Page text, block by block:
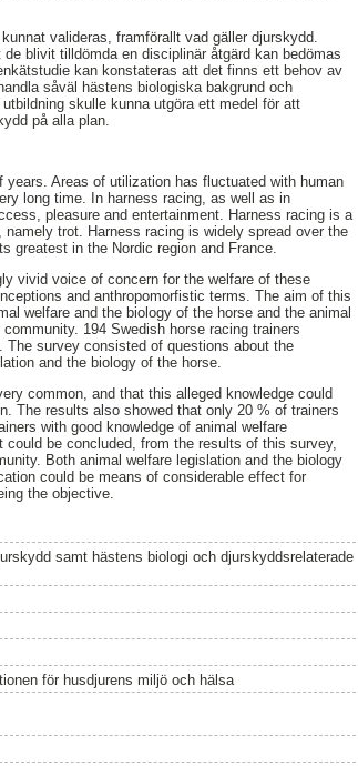
valideras, framförallt vad gäller djurskydd.
blivit tilldömda en disciplinär åtgärd kan bedömas
kan konstateras att det finns ett behov av
såväl hästens biologiska bakgrund och
skulle kunna utgöra ett medel för att
på alla plan.
Areas of utilization has fluctuated with human
long time. In harness racing, as well as in
pleasure and entertainment. Harness racing is a
trot. Harness racing is widely spread over the
greatest in the Nordic region and France.
vivid voice of concern for the welfare of these
and anthropomorfistic terms. The aim of this
welfare and the biology of the horse and the animal
194 Swedish horse racing trainers
The survey consisted of questions about the
and the biology of the horse.
common, and that this alleged knowledge could
The results also showed that only 20 % of trainers
with good knowledge of animal welfare
be concluded, from the results of this survey,
Both animal welfare legislation and the biology
could be means of considerable effect for
the objective.
samt hästens biologi och djurskyddsrelaterade
för husdjurens miljö och hälsa